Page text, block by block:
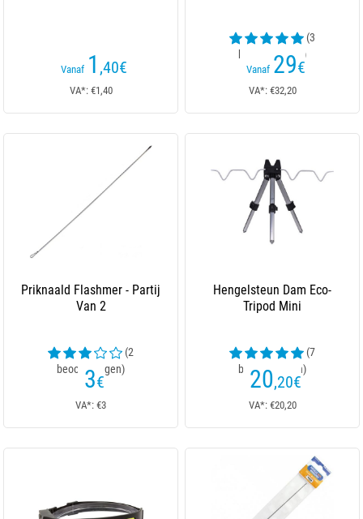
Vanaf 1 ,40€
VA*: €1,40
(3
beoordelingen)
Vanaf 29€
VA*: €32,20
Priknaald Flashmer - Partij
Van 2
(2
beoordelingen)
3€
VA*: €3
Hengelsteun Dam Eco-
Tripod Mini
(7
beoordelingen)
20,20€
VA*: €20,20